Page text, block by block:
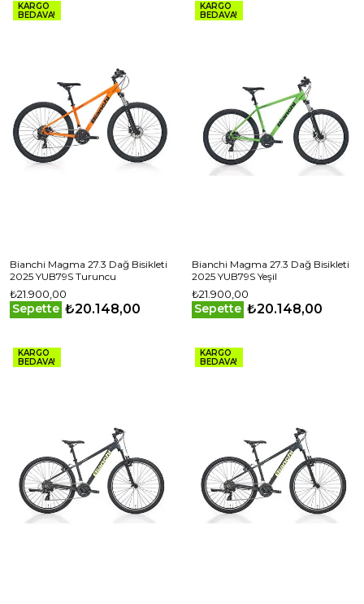
KARGO
BEDAVA!
Bianchi Magma 27.3 Dağ Bisikleti
2025 YUB79S Turuncu
₺21.900,00
Sepette ₺20.148,00
KARGO
BEDAVA!
Bianchi Magma 27.3 Dağ Bisikleti
2025 YUB79S Yeşil
₺21.900,00
Sepette ₺20.148,00
KARGO
BEDAVA!
KARGO
BEDAVA!